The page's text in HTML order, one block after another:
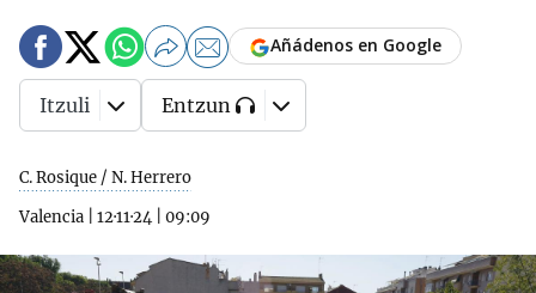
C. Rosique / N. Herrero
Valencia
12·11·24 09:09
Añádenos en Google
Itzuli Entzun